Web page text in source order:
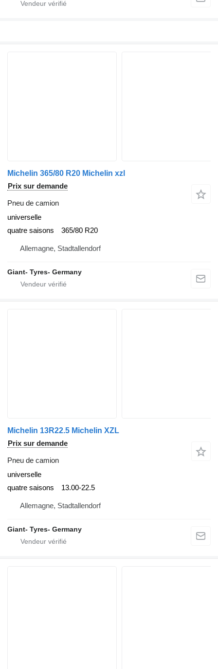
Michelin 365/80 R20 Michelin xzl
Prix sur demande
Pneu de camion
universelle
quatre saisons
365/80 R20
Allemagne, Stadtallendorf
Giant- Tyres- Germany
Michelin 13R22.5 Michelin XZL
Prix sur demande
Pneu de camion
universelle
quatre saisons
13.00-22.5
Allemagne, Stadtallendorf
Giant- Tyres- Germany